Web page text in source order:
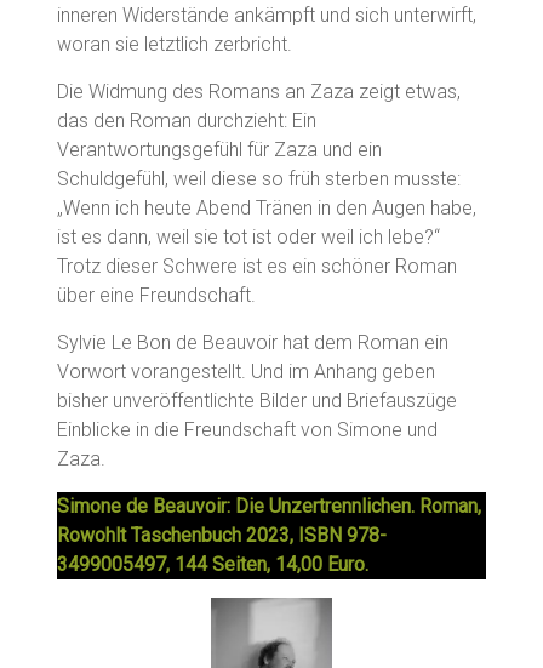
inneren Widerstände ankämpft und sich unterwirft,
woran sie letztlich zerbricht.
Die Widmung des Romans an Zaza zeigt etwas,
das den Roman durchzieht: Ein
Verantwortungsgefühl für Zaza und ein
Schuldgefühl, weil diese so früh sterben musste:
„Wenn ich heute Abend Tränen in den Augen habe,
ist es dann, weil sie tot ist oder weil ich lebe?“
Trotz dieser Schwere ist es ein schöner Roman
über eine Freundschaft.
Sylvie Le Bon de Beauvoir hat dem Roman ein
Vorwort vorangestellt. Und im Anhang geben
bisher unveröffentlichte Bilder und Briefauszüge
Einblicke in die Freundschaft von Simone und
Zaza.
Simone de Beauvoir: Die Unzertrennlichen. Roman,
Rowohlt Taschenbuch 2023, ISBN978-
3499005497, 144 Seiten, 14,00 Euro.